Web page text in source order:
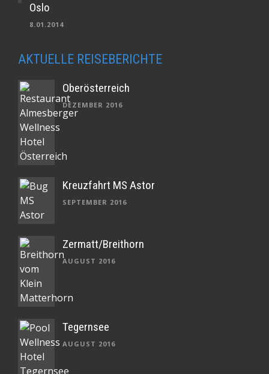
Oslo
8.01.2014
AKTUELLE REISEBERICHTE
Oberösterreich
DEZEMBER 2016
Kreuzfahrt MS Astor
SEPTEMBER 2016
Zermatt/Breithorn
AUGUST 2016
Tegernsee
AUGUST 2016